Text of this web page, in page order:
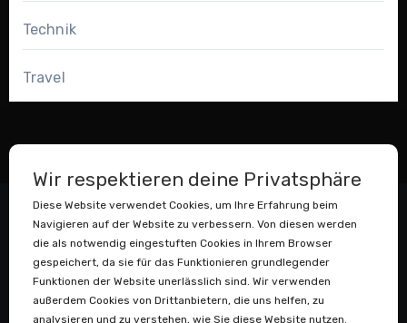
Technik
Travel
Wir respektieren deine Privatsphäre
Diese Website verwendet Cookies, um Ihre Erfahrung beim
Navigieren auf der Website zu verbessern. Von diesen werden
die als notwendig eingestuften Cookies in Ihrem Browser
gespeichert, da sie für das Funktionieren grundlegender
Funktionen der Website unerlässlich sind. Wir verwenden
außerdem Cookies von Drittanbietern, die uns helfen, zu
analysieren und zu verstehen, wie Sie diese Website nutzen.